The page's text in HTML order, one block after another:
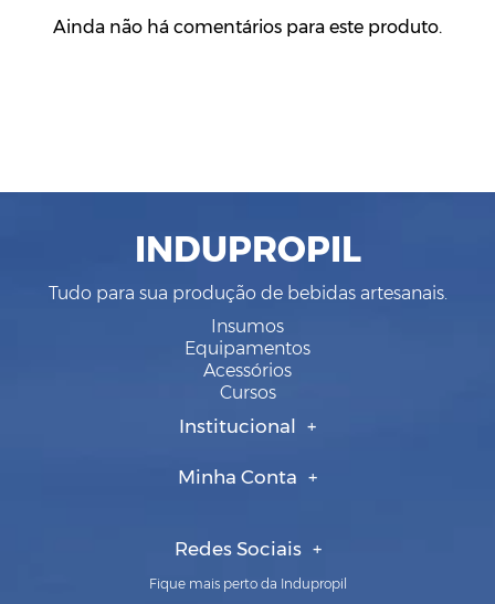
Ainda não há comentários para este produto.
INDUPROPIL
Tudo para sua produção de bebidas artesanais.
Insumos
Equipamentos
Acessórios
Cursos
Institucional
Minha Conta
Redes Sociais
Fique mais perto da Indupropil